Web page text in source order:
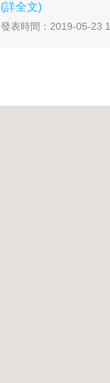
(詳全文)
發表時間：2019-05-23